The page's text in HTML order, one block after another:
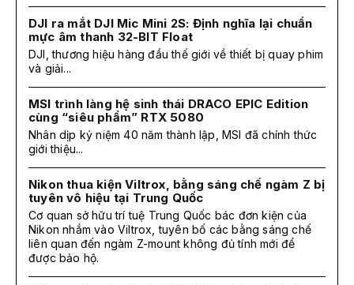
DJI ra mắt DJI Mic Mini 2S: Định nghĩa lại chuẩn
mực âm thanh 32-BIT Float
DJI, thương hiệu hàng đầu thế giới về thiết bị quay phim
và giải...
MSI trình làng hệ sinh thái DRACO EPIC Edition
cùng “siêu phẩm” RTX 5080
Nhân dịp kỷ niệm 40 năm thành lập, MSI đã chính thức
giới thiệu...
Nikon thua kiện Viltrox, bằng sáng chế ngàm Z bị
tuyên vô hiệu tại Trung Quốc
Cơ quan sở hữu trí tuệ Trung Quốc bác đơn kiện của
Nikon nhắm vào Viltrox, tuyên bố các bằng sáng chế
liên quan đến ngàm Z-mount không đủ tính mới để
được bảo hộ.